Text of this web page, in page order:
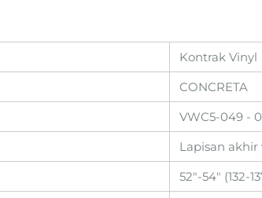
Kontrak Vinyl
CONCRETA
VWC5-049 -
Lapisan
52"-54" (132-